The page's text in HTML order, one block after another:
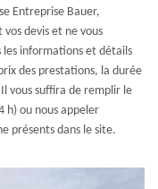
Entreprise Bauer,
devis et ne vous
les informations et détails
des prestations, la durée
vous suffira de remplir le
h) ou nous appeler
présents dans le site.